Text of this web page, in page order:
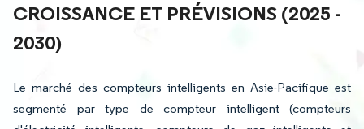
CROISSANCE ET PRÉVISIONS (2025 -
2030)
Le marché des compteurs intelligents en Asie-Pacifique est
segmenté par type de compteur intelligent (compteurs